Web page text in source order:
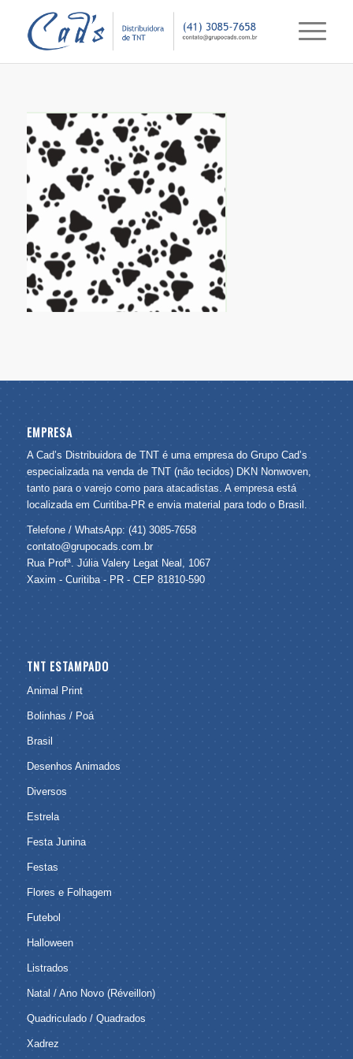
EMPRESA
A Cad’s Distribuidora de TNT é uma empresa do Grupo Cad’s
especializada na venda de TNT (não tecidos) DKN Nonwoven,
tanto para o varejo como para atacadistas. A empresa está
localizada em Curitiba-PR e envia material para todo o Brasil.
Telefone / WhatsApp: (41) 3085-7658
contato@grupocads.com.br
Rua Profª. Júlia Valery Legat Neal, 1067
Xaxim - Curitiba - PR - CEP 81810-590
TNT ESTAMPADO
Animal Print
Bolinhas / Poá
Brasil
Desenhos Animados
Diversos
Estrela
Festa Junina
Festas
Flores e Folhagem
Futebol
Halloween
Listrados
Natal / Ano Novo (Réveillon)
Quadriculado / Quadrados
Xadrez